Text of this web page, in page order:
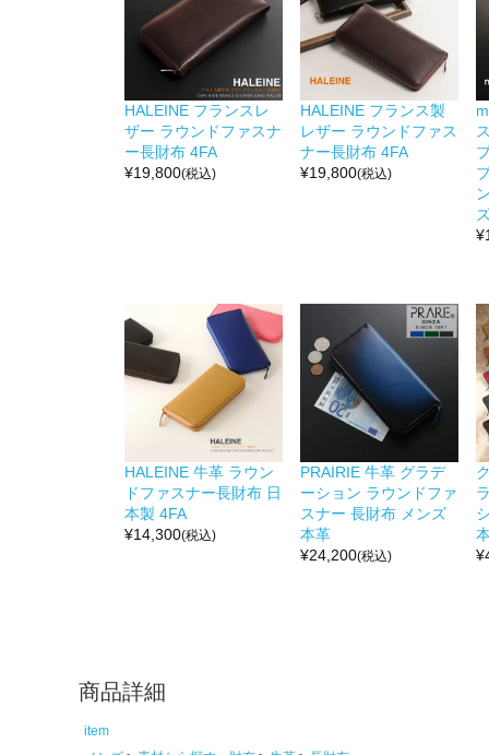
HALEINE フランスレ
ザー ラウンドファスナ
ー長財布 4FA
¥19,800(税込)
HALEINE フランス製
レザー ラウンドファス
ナー長財布 4FA
¥19,800(税込)
¥
HALEINE 牛革 ラウン
ドファスナー長財布 日
本製 4FA
¥14,300(税込)
PRAIRIE 牛革 グラデ
ーション ラウンドファ
スナー 長財布 メンズ
本革
¥24,200(税込)
¥
商品詳細
item